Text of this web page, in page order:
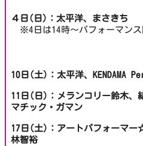
４日(日)：太平洋、まさきち
※4日は14時～パフォーマンス
10日(土)：太平洋、KENDAMA
11日(日)：メランコリー鈴木、
マチック・ガマン
17日(土)：アートパフォーマ
林智裕